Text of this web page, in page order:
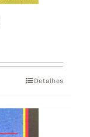
Detalhes